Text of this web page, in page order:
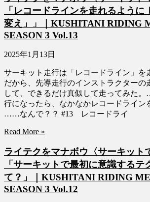
「レコードラインを走れるように
変え」」｜KUSHITANI RIDING
SEASON 3 Vol.13
2025年1月13日
サーキット走行は「レコードライン」を
だから、先導走行のインストラクターの
して、できるだけ真似して走ってみた
行になったら、なかなかレコードライン
……なんで？？ #13 レコードライ
Read More »
ライテクをマナボウ〈サーキット
「サーキットで最初に意識するテ
て？」｜KUSHITANI RIDING
SEASON 3 Vol.12